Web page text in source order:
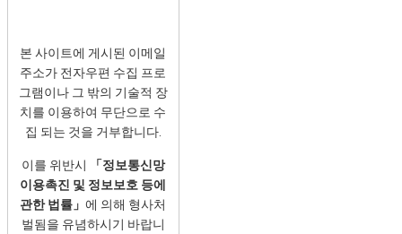
본 사이트에 게시된 이메일
주소가 전자우편 수집 프로
그램이나 그 밖의 기술적 장
치를 이용하여 무단으로 수
집 되는 것을 거부합니다.
이를 위반시
「정보통신망
이용촉진 및 정보보호 등에
관한 법률」 에 의해 형사처
벌됨을 유념하시기 바랍니